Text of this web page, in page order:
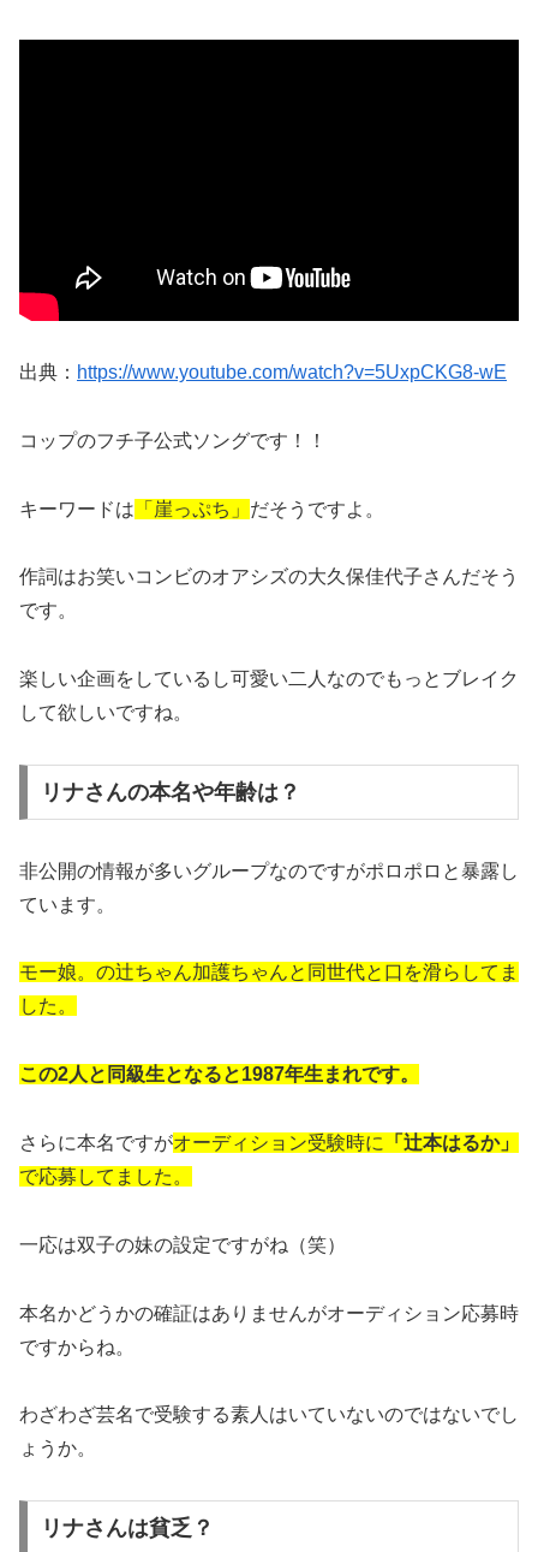
出典： https://www.youtube.com/watch?v=5UxpCKG8-wE
コップのフチ子公式ソングです！！
キーワードは 「崖っぷち」 だそうですよ。
作詞はお笑いコンビのオアシズの大久保佳代子さんだそう
です。
楽しい企画をしているし可愛い二人なのでもっとブレイク
して欲しいですね。
リナさんの本名や年齢は？
非公開の情報が多いグループなのですがポロポロと暴露し
ています。
モー娘。の辻ちゃん加護ちゃんと同世代と口を滑らしてま
した。
この2人と同級生となると1987年生まれです。
さらに本名ですがオーディション受験時に
「辻本はるか」
で応募してました。
一応は双子の妹の設定ですがね（笑）
本名かどうかの確証はありませんがオーディション応募時
ですからね。
わざわざ芸名で受験する素人はいていないのではないでし
ょうか。
リナさんは貧乏？